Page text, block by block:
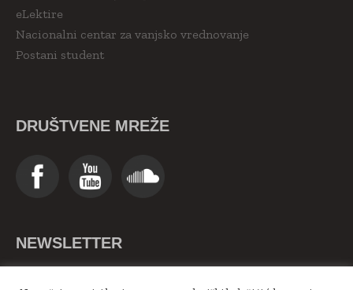
eLektire
Nacionalni centar za vanjsko vrednovanje
Postani student
DRUŠTVENE MREŽE
NEWSLETTER